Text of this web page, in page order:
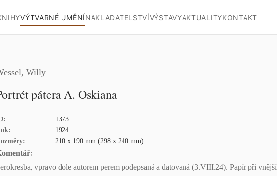
VÝTVARNÉ UMĚNÍNAKLADATELSTVÍVÝSTAVYAKTUALITYKONTAKT
Willy
pátera A. Oskiana
1373
1924
210 x 190 mm (298 x 240 mm)
vpravo dole autorem perem podepsaná a datovaná (3.VIII.24). Papír při